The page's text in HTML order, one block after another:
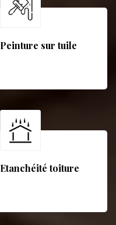
Peinture sur tuile
Etanchéité toiture